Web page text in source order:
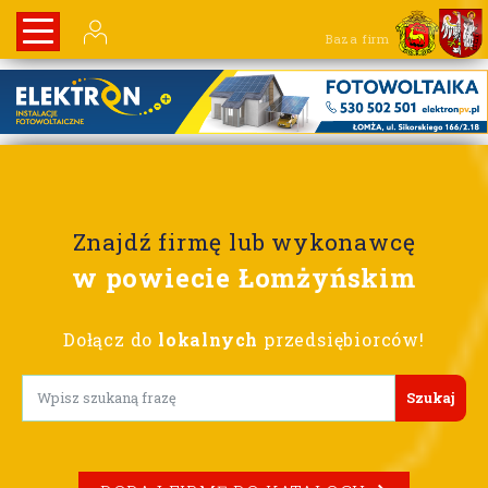
Baza firm
Znajdź firmę lub wykonawcę
w powiecie Łomżyńskim
Dołącz do lokalnych przedsiębiorców!